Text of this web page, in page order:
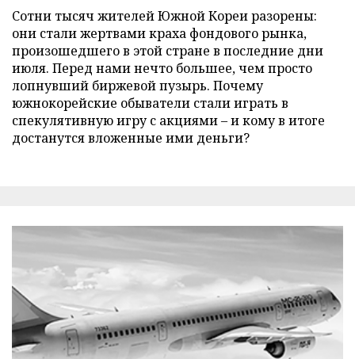
Сотни тысяч жителей Южной Кореи разорены:
они стали жертвами краха фондового рынка,
произошедшего в этой стране в последние дни
июля. Перед нами нечто большее, чем просто
лопнувший биржевой пузырь. Почему
южнокорейские обыватели стали играть в
спекулятивную игру с акциями – и кому в итоге
достанутся вложенные ими деньги?